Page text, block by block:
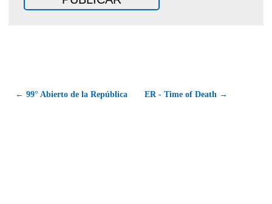
← 99° Abierto de la República ER - Time of Death →